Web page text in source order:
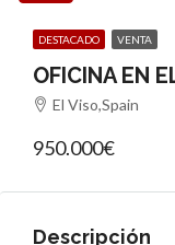
DESTACADO VENTA
OFICINA EN
El Viso,Spain
950.000€
Descripción